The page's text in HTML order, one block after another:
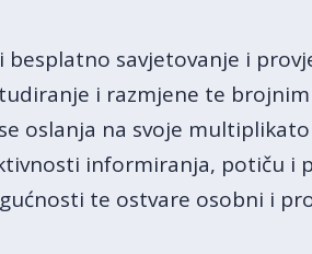
besplatno savjetovanje i
i razmjene te
oslanja na svoje
informiranja, potiču i
te ostvare osobni i